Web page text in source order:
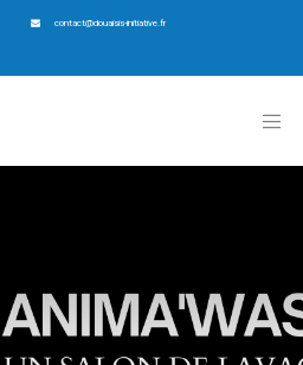
contact@douaisis-initiative.fr